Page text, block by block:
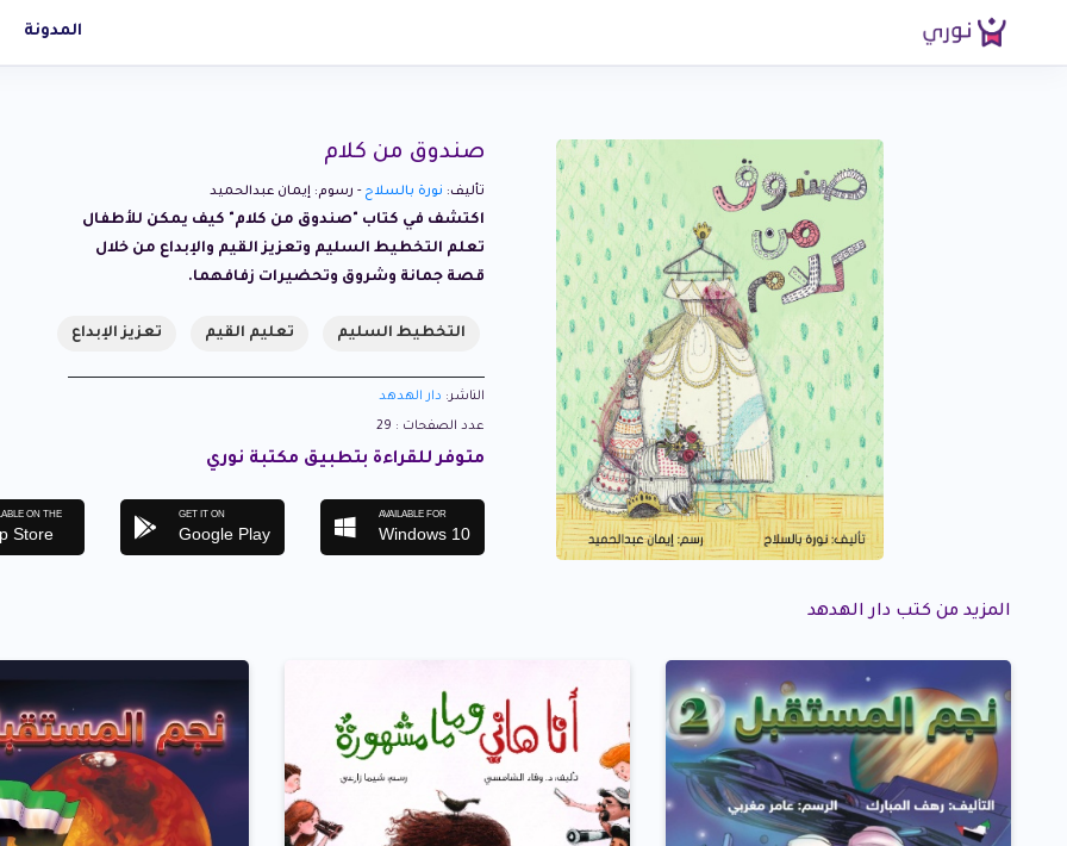
المدونة
صندوق من كلام
تأليف: نورة بالسلاح - رسوم: إيمان عبدالحميد
اكتشف في كتاب "صندوق من كلام" كيف يمكن للأطفال
تعلم التخطيط السليم وتعزيز القيم والإبداع من خلال
قصة جمانة وشروق وتحضيرات زفافهما.
التخطيط السليم تعليم القيم تعزيز الإبداع
الناشر: دار الهدهد
عدد الصفحات : 29
متوفر للقراءة بتطبيق مكتبة نوري
ON THE
Store
GET IT ON
Google Play
AVAILABLE FOR
Windows 10
المزيد من كتب دار الهدهد